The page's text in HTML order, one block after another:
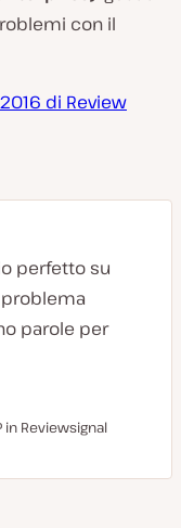
con il
di Review
perfetto su
problema
parole per
in Reviewsignal